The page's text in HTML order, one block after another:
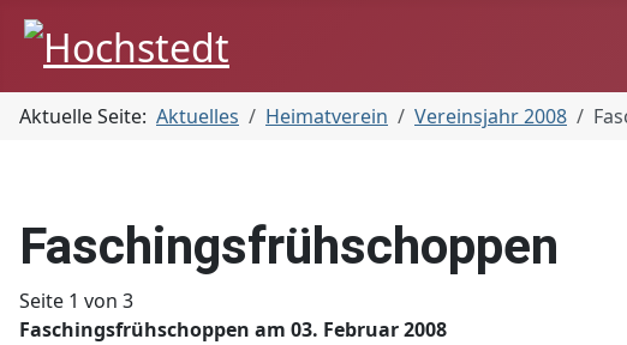
Aktuelle Seite: Aktuelles Heimatverein Vereinsjahr 2008
Faschingsfrühschoppen
Seite 1 von 3
Faschingsfrühschoppen am 03. Februar 2008